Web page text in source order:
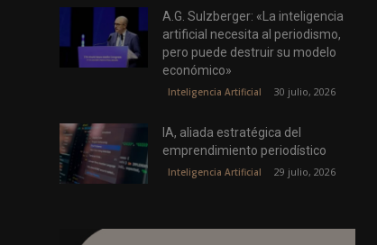
A.G. Sulzberger: «La inteligencia
artificial necesita al periodismo,
pero puede destruir su modelo
económico»
Inteligencia Artificial 30 julio, 2026
IA, aliada estratégica del
emprendimiento periodístico
Inteligencia Artificial 29 julio, 2026